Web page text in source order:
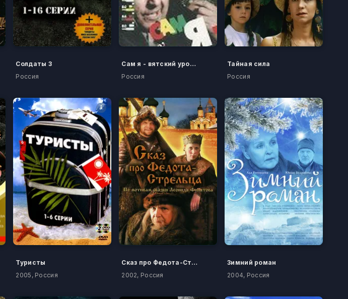
Солдаты 3
Россия
Сам я - вятский уроженец
Россия
Тайная сила
Россия
Туристы
2005, Россия
Сказ про Федота-Стрельца
2002, Россия
Зимний роман
2004, Россия